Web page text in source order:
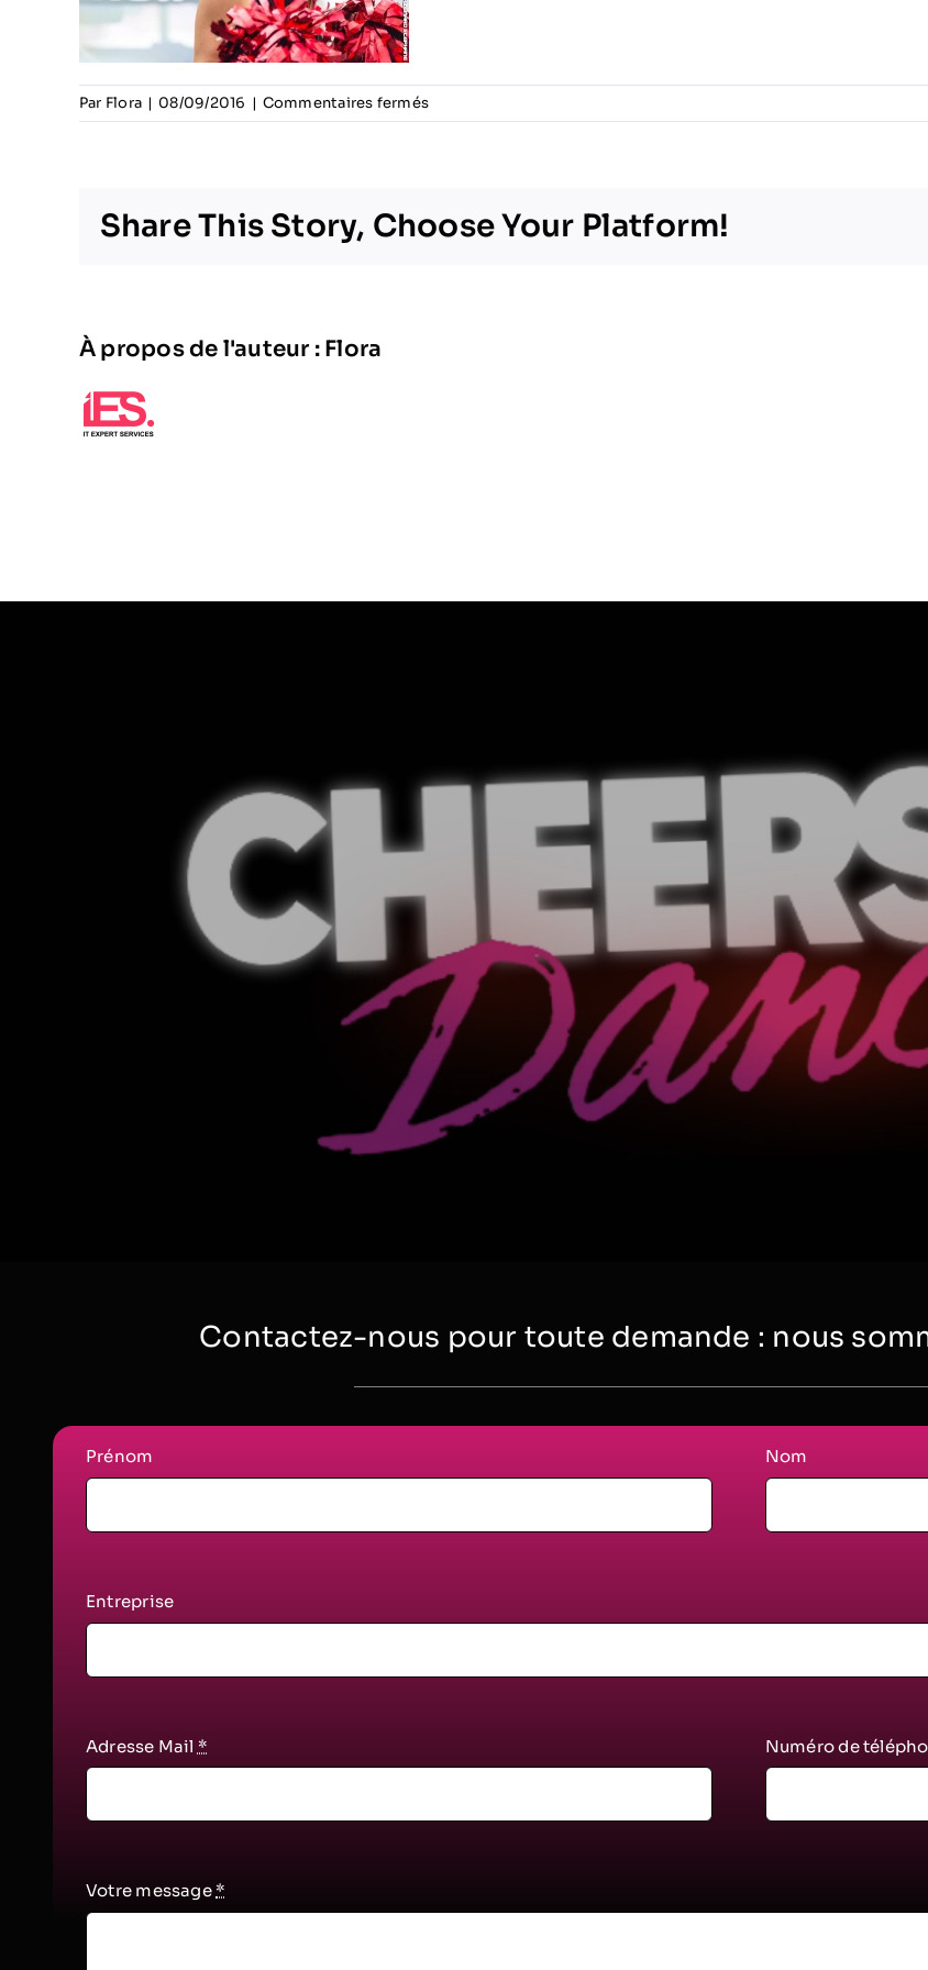
Par Flora | 08/09/2016 | Commentaires ferméssur
Rallycross
Share This Story, Choose Your Platform!
À propos de l'auteur : Flora
Contactez-nous pour toute demande : nous
Prénom Nom
Entreprise
Adresse Mail * Numéro de
Votre message*